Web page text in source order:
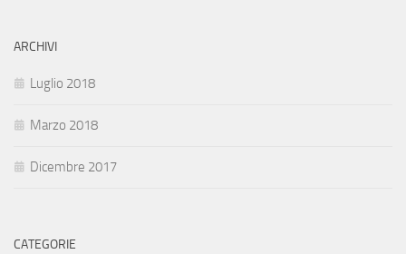
ARCHIVI
Luglio 2018
Marzo 2018
Dicembre 2017
CATEGORIE